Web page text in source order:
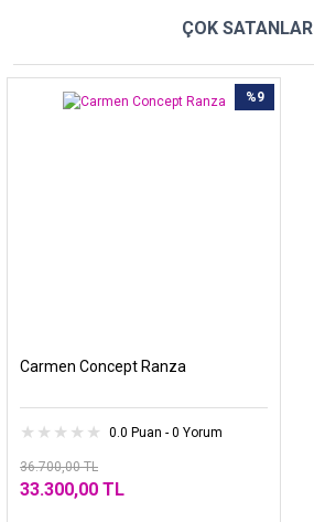
ÇOK SATANLAR
%9
Carmen Concept Ranza
0.0 Puan - 0 Yorum
36.700,00 TL
33.300,00 TL